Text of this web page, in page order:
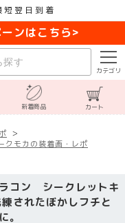
短翌日到着
ンはこちら>
カテゴリ
新着商品 カート
クモカの装着画・レポ
ラコン シークレットキ
されたぼかしフチと
。